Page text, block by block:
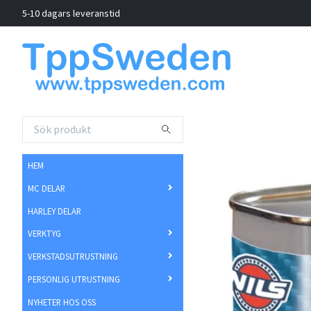
5-10 dagars leveranstid
HEM
MC DELAR
HARLEY DELAR
VERKTYG
VERKSTADSUTRUSTNING
PERSONLIG UTRUSTNING
NYHETER HOS OSS